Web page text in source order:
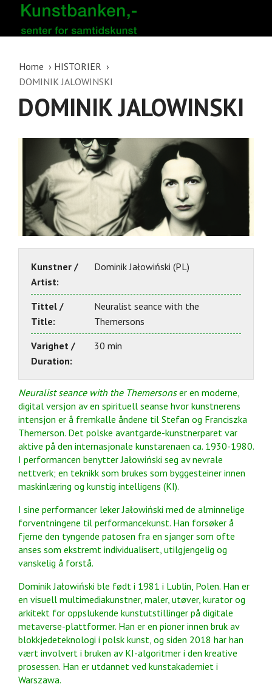
Home
HISTORIER
DOMINIK JALOWINSKI
DOMINIK JALOWINSKI
Kunstner /
Artist:
Dominik Jałowiński (PL)
Tittel /
Title:
Neuralist seance with the
Themersons
Varighet /
Duration:
30 min
Neuralist seance with the Themersonser en moderne,
digital versjon av en spirituell seanse hvor kunstnerens
intensjon er å fremkalle åndene til Stefan og Franciszka
Themerson. Det polske avantgarde-kunstnerparet var
aktive på den internasjonale kunstarenaen ca. 1930-1980.
I performancen benytter Jałowiński seg av nevrale
nettverk; en teknikk som brukes som byggesteiner innen
maskinlæring og kunstig intelligens (KI).
I sine performancer leker Jałowiński med de alminnelige
forventningene til performancekunst. Han forsøker å
fjerne den tyngende patosen fra en sjanger som ofte
anses som ekstremt individualisert, utilgjengelig og
vanskelig å forstå.
Dominik Jałowiński ble født i 1981 i Lublin, Polen. Han er
en visuell multimediakunstner, maler, utøver, kurator og
arkitekt for oppslukende kunstutstillinger på digitale
metaverse-plattformer. Han er en pioner innen bruk av
blokkjedeteknologi i polsk kunst, og siden 2018 har han
vært involvert i bruken av KI-algoritmer i den kreative
prosessen. Han er utdannet ved kunstakademiet i
Warszawa.